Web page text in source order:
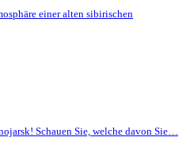
einer alten sibirischen
Schauen Sie, welche davon Sie…